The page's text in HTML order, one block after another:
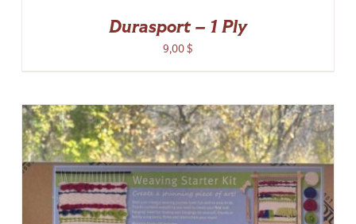
Durasport – 1 Ply
9,00$